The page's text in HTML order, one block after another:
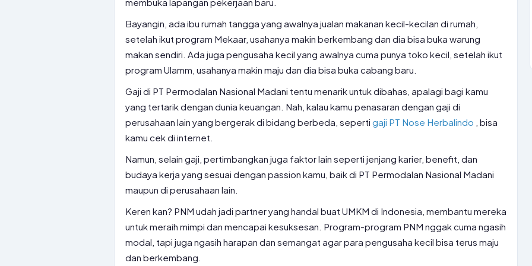
Bayangin, ada ibu rumah tangga yang awalnya jualan makanan kecil-kecilan di rumah,
setelah ikut program Mekaar, usahanya makin berkembang dan dia bisa buka warung
makan sendiri. Ada juga pengusaha kecil yang awalnya cuma punya toko kecil, setelah ikut
program Ulamm, usahanya makin maju dan dia bisa buka cabang baru.
Gaji di PT Permodalan Nasional Madani tentu menarik untuk dibahas, apalagi bagi kamu
yang tertarik dengan dunia keuangan. Nah, kalau kamu penasaran dengan gaji di
perusahaan lain yang bergerak di bidang berbeda, seperti gaji PT Nose Herbalindo , bisa
kamu cek di internet.
Namun, selain gaji, pertimbangkan juga faktor lain seperti jenjang karier, benefit, dan
budaya kerja yang sesuai dengan passion kamu, baik di PT Permodalan Nasional Madani
maupun di perusahaan lain.
Keren kan? PNM udah jadi partner yang handal buat UMKM di Indonesia, membantu mereka
untuk meraih mimpi dan mencapai kesuksesan. Program-program PNM nggak cuma ngasih
modal, tapi juga ngasih harapan dan semangat agar para pengusaha kecil bisa terus maju
dan berkembang.